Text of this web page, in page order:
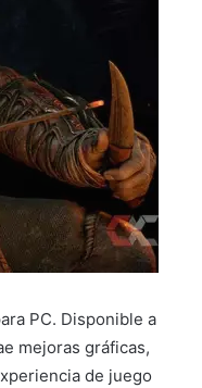
PC. Disponible a
mejoras gráficas,
de juego